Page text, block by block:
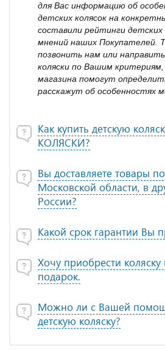
для Вас информацию об
детских колясок на
составили рейтинги детских
мнений наших Покупателей.
позвонить нам или
коляски по Вашим
магазина помогут
расскажут об особенностях
Как купить детскую
КОЛЯСКИ?
Вы доставляете товары
Московской области, в
России?
Какой срок гарантии Вы
Хочу приобрести коляску
подарок.
Можно ли с Вашей
детскую коляску?